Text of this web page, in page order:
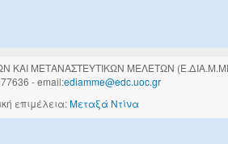
ΚΑΙ ΜΕΤΑΝΑΣΤΕΥΤΙΚΩΝ ΜΕΛΕΤΩΝ
- email:ediamme@edc.uoc.gr
επιμέλεια:Μεταξά Ντίνα